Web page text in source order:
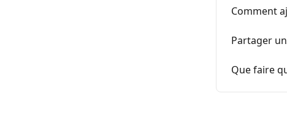
Comment
Partager
Que faire